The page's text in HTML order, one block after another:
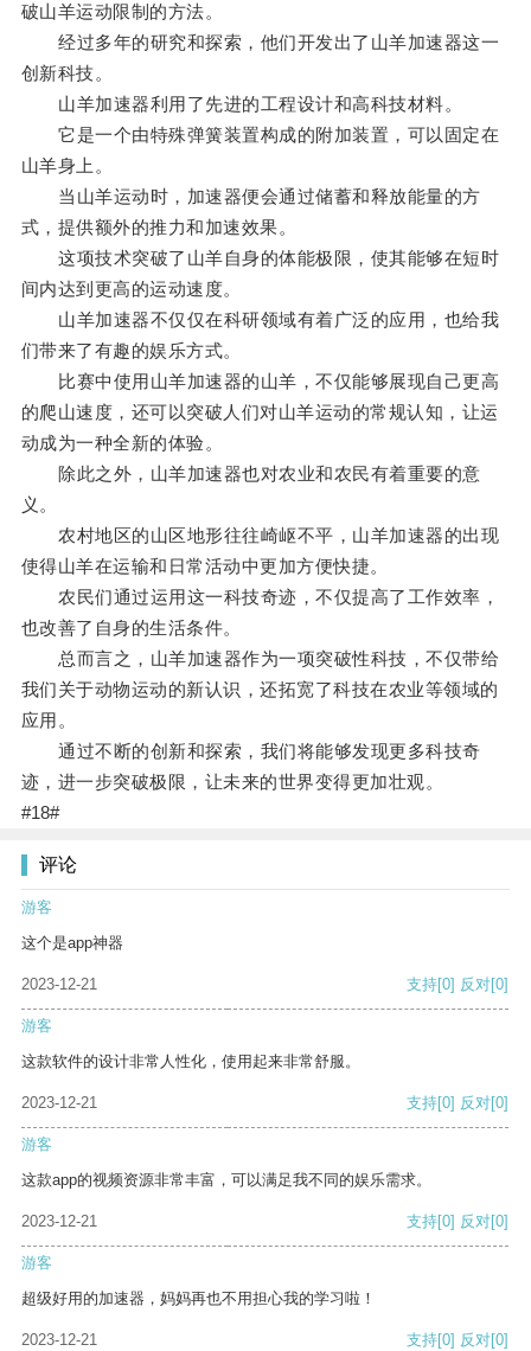
破山羊运动限制的方法。
经过多年的研究和探索，他们开发出了山羊加速器这一
创新科技。
山羊加速器利用了先进的工程设计和高科技材料。
它是一个由特殊弹簧装置构成的附加装置，可以固定在
山羊身上。
当山羊运动时，加速器便会通过储蓄和释放能量的方
式，提供额外的推力和加速效果。
这项技术突破了山羊自身的体能极限，使其能够在短时
间内达到更高的运动速度。
山羊加速器不仅仅在科研领域有着广泛的应用，也给我
们带来了有趣的娱乐方式。
比赛中使用山羊加速器的山羊，不仅能够展现自己更高
的爬山速度，还可以突破人们对山羊运动的常规认知，让运
动成为一种全新的体验。
除此之外，山羊加速器也对农业和农民有着重要的意
义。
农村地区的山区地形往往崎岖不平，山羊加速器的出现
使得山羊在运输和日常活动中更加方便快捷。
农民们通过运用这一科技奇迹，不仅提高了工作效率，
也改善了自身的生活条件。
总而言之，山羊加速器作为一项突破性科技，不仅带给
我们关于动物运动的新认识，还拓宽了科技在农业等领域的
应用。
通过不断的创新和探索，我们将能够发现更多科技奇
迹，进一步突破极限，让未来的世界变得更加壮观。
#18#
评论
游客
这个是app神器
2023-12-21 支持[0] 反对[0]
游客
这款软件的设计非常人性化，使用起来非常舒服。
2023-12-21 支持[0] 反对[0]
游客
这款app的视频资源非常丰富，可以满足我不同的娱乐需求。
2023-12-21 支持[0] 反对[0]
游客
超级好用的加速器，妈妈再也不用担心我的学习啦！
2023-12-21 支持[0] 反对[0]